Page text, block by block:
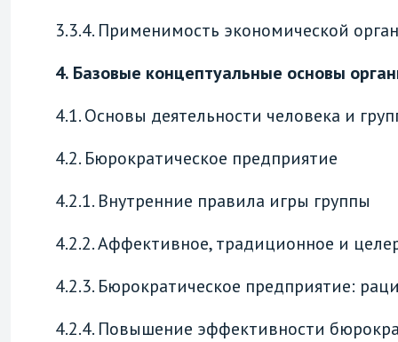
3.3.4. Применимость экономической
4. Базовые концептуальные основы
4.1. Основы деятельности человека и
4.2. Бюрократическое предприятие
4.2.1. Внутренние правила игры группы
4.2.2. Аффективное, традиционное и
4.2.3. Бюрократическое предприятие:
4.2.4. Повышение эффективности